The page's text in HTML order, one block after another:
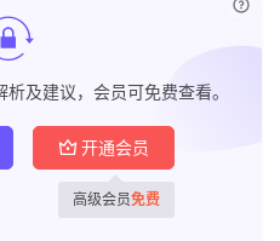
及建议，会员可免费查看。
开通会员
高级会员免费